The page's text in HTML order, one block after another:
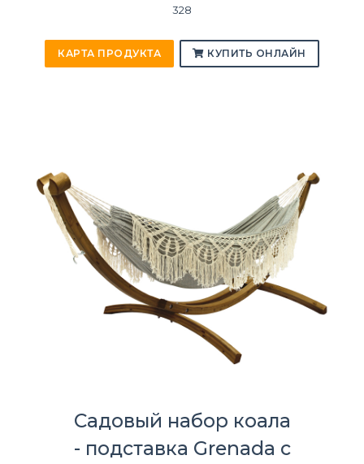
328
КАРТА ПРОДУКТА КУПИТЬ ОНЛАЙН
Садовый набор коала
- подставка Grenada с